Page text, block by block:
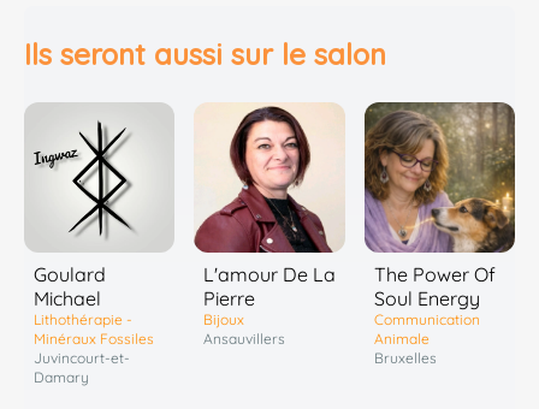
Ils seront aussi sur le salon
Goulard
Michael
Lithothérapie -
Minéraux Fossiles
Juvincourt-et-
Damary
L'amour De La
Pierre
Bijoux
Ansauvillers
The Power Of
Soul Energy
Communication
Animale
Bruxelles